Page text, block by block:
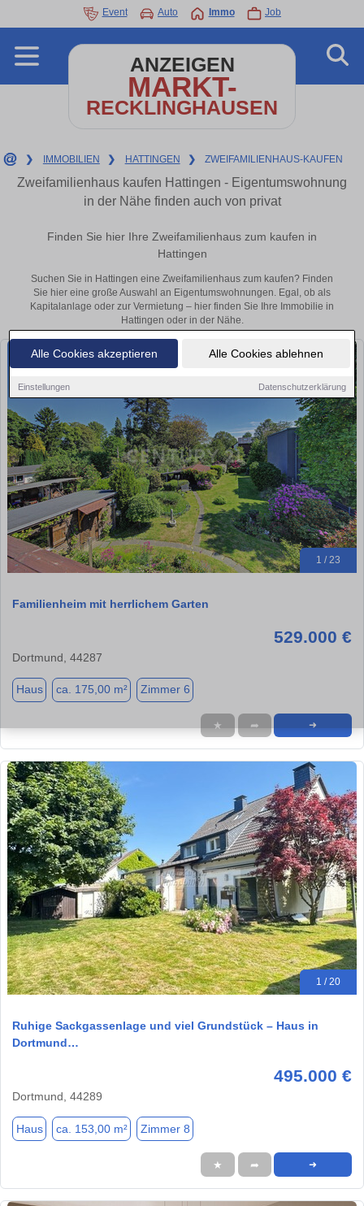
Alle Cookies akzeptieren Alle Cookies ablehnen
Einstellungen Datenschutzerklärung
Event Auto Immo Job
ANZEIGEN
MARKT-
RECKLINGHAUSEN
❯ IMMOBILIEN ❯ HATTINGEN ❯ ZWEIFAMILIENHAUS-KAUFEN
Zweifamilienhaus kaufen Hattingen - Eigentumswohnung
in der Nähe finden auch von privat
Finden Sie hier Ihre Zweifamilienhaus zum kaufen in
Hattingen
Suchen Sie in Hattingen eine Zweifamilienhaus zum kaufen? Finden
Sie hier eine große Auswahl an Eigentumswohnungen. Egal, ob als
Kapitalanlage oder zur Vermietung – hier finden Sie Ihre Immobilie in
Hattingen oder in der Nähe.
1 / 23
Familienheim mit herrlichem Garten
529.000 €
Dortmund, 44287
Haus ca. 175,00 m² Zimmer 6
★ ➦ ➜
1 / 20
Ruhige Sackgassenlage und viel Grundstück – Haus in
Dortmund…
495.000 €
Dortmund, 44289
Haus ca. 153,00 m² Zimmer 8
★ ➦ ➜